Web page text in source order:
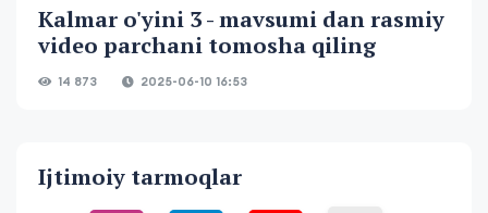
Kalmar o'yini 3 - mavsumi dan rasmiy
video parchani tomosha qiling
14 873 2025-06-10 16:53
Ijtimoiy tarmoqlar